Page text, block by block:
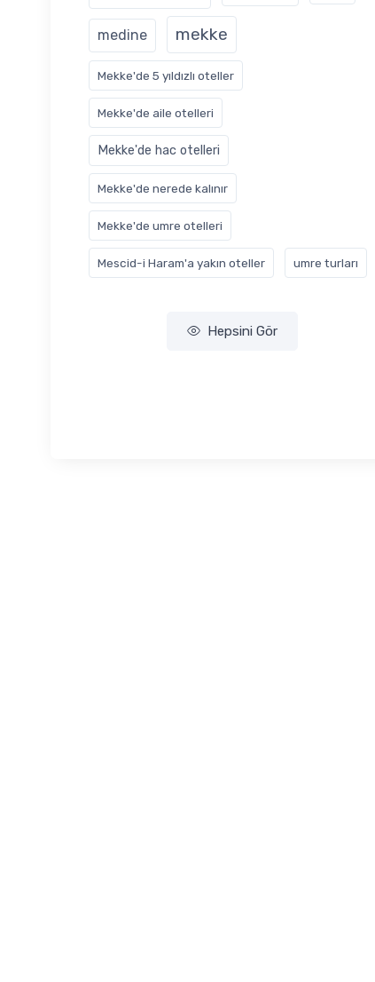
medine mekke
Mekke'de 5 yıldızlı oteller
Mekke'de aile otelleri
Mekke'de hac otelleri
Mekke'de nerede kalınır
Mekke'de umre otelleri
Mescid-i Haram'a yakın oteller ‎umre turları
Hepsini Gör